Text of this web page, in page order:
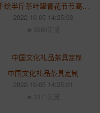
手绘半斤茶叶罐青花节节高升竹子罐子
2022-10-05 14:25:03
3586浏览
中国文化礼品茶具定制
2022-10-05 14:25:01
3371浏览